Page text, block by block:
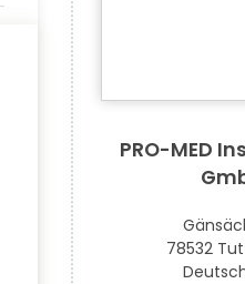
PRO-MED
78532